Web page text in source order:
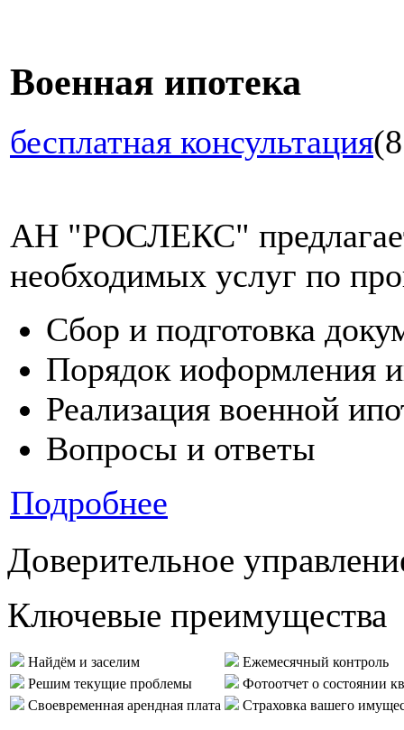
Военная ипотека
бесплатная консультация
АН "РОСЛЕКС"
необходимых услуг по
Сбор и подготовка
Порядок иоформления
Реализация военной
Вопросы и ответы
Подробнее
Доверительное
Ключевые преимущества
Найдём и заселим
Ежемесячный контроль
Решим текущие проблемы
Фотоотчет о состоянии
Своевременная арендная плата
Страховка вашего